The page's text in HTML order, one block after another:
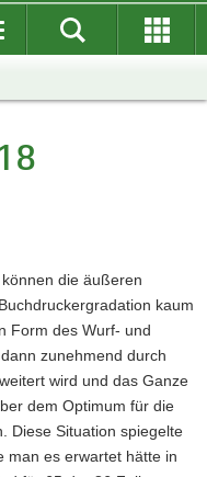
die äußeren
kaum
Form des Wurf- und
zunehmend durch
wird und das Ganze
dem Optimum für die
Diese Situation spiegelte
man es erwartet hätte in